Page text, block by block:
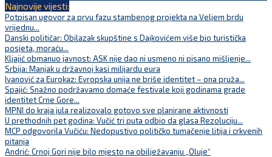
Najnovije vijesti:
Potpisan ugovor za prvu fazu stambenog projekta na Veljem brdu
vrijednu...
Danski političar: Obilazak skupštine s Dajkovićem više bio turistička
posjeta, moraću...
Kljajić obmanuo javnost: ASK nije dao ni usmeno ni pisano mišljenje...
Srbija: Manjak u državnoj kasi milijardu eura
Ivanović za Eurokaz: Evropska unija ne briše identitet – ona pruža...
Spajić: Snažno podržavamo domaće festivale koji godinama grade
identitet Crne Gore...
MPNI do kraja jula realizovalo gotovo sve planirane aktivnosti
U prethodnih pet godina: Vučić tri puta odbio da glasa Rezoluciju...
MCP odgovorila Vučiću: Nedopustivo političko tumačenje litija i crkvenih
pitanja
Andrić: Crnoj Gori nije bilo mjesto na obilježavanju „Oluje“